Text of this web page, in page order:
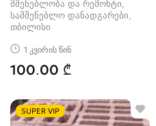
მშენებლობა და რემონტი,
სამშენებლო დანადგარები
თბილისი
1 კვირის წინ
100.00 ₾
SUPER VIP